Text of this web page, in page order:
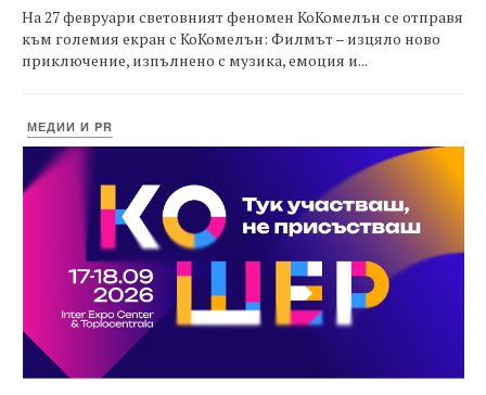
На 27 февруари световният феномен КоКомелън се отправя
към големия екран с КоКомелън: Филмът – изцяло ново
приключение, изпълнено с музика, емоция и...
МЕДИИ И PR